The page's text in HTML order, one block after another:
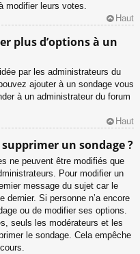
modifier leurs votes.
Haut
plus d’options à un
par les administrateurs du
ajouter à un sondage vous
à un administrateur du forum
Haut
un sondage ?
ne peuvent être modifiés que
Pour modifier un
message du sujet car le
Si personne n’a encore
ou de modifier ses options.
seuls les modérateurs et les
le sondage. Cela empêche